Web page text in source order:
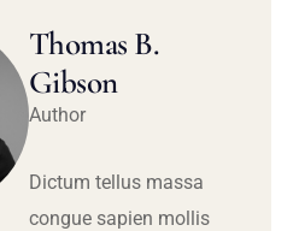
Thomas B.
Gibson
Author
Dictum tellus massa
congue sapien mollis